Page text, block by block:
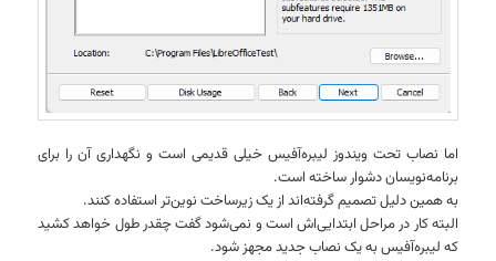
اما نصاب تحت ویندوز لیبره‌آفیس خیلی قدیمی است و نگهداری آن را برای
برنامه‌نویسان دشوار ساخته است.
به همین دلیل تصمیم گرفته‌اند از یک زیرساخت نوین‌تر استفاده کنند.
البته کار در مراحل ابتدایی‌اش است و نمی‌شود گفت چقدر طول خواهد کشید
که لیبره‌آفیس به یک نصاب جدید مجهز شود.